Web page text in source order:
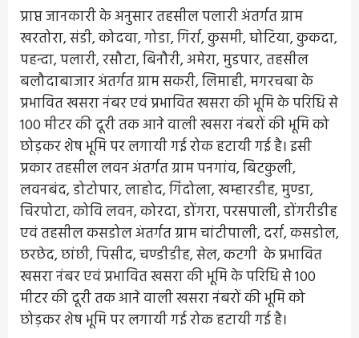
प्राप्त जानकारी के अनुसार तहसील पलारी अंतर्गत ग्राम
खरतोरा, संडी, कोदवा, गोडा, गिर्रा, कुसमी, घोटिया, कुकदा,
पहन्दा, पलारी, रसौटा, बिनौरी, अमेरा, मुडपार, तहसील
बलौदाबाजार अंतर्गत ग्राम सकरी, लिमाही, मगरचबा के
प्रभावित खसरा नंबर एवं प्रभावित खसरा की भूमि के परिधि से
100 मीटर की दूरी तक आने वाली खसरा नंबरों की भूमि को
छोड़कर शेष भूमि पर लगायी गई रोक हटायी गई है। इसी
प्रकार तहसील लवन अंतर्गत ग्राम पनगांव, बिटकुली,
लवनबंद, डोटोपार, लाहोद, गिंदोला, खम्हारडीह, मुण्डा,
चिरपोटा, कोवि लवन, कोरदा, डोंगरा, परसपाली, डोंगरीडीह
एवं तहसील कसडोल अंतर्गत ग्राम चांटीपाली, दर्रा, कसडोल,
छरछेद, छांछी, पिसीद, चण्डीडीह, सेल, कटगी के प्रभावित
खसरा नंबर एवं प्रभावित खसरा की भूमि के परिधि से 100
मीटर की दूरी तक आने वाली खसरा नंबरों की भूमि को
छोड़कर शेष भूमि पर लगायी गई रोक हटायी गई है।